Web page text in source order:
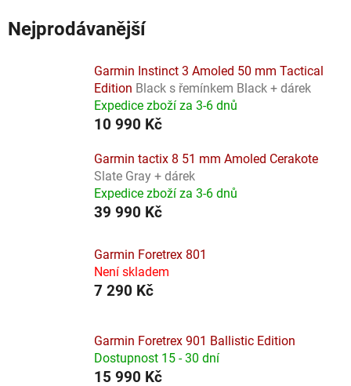
Nejprodávanější
Garmin Instinct 3 Amoled 50 mm Tactical
Edition Black s řemínkem Black + dárek
Expedice zboží za 3-6 dnů
10 990 Kč
Garmin tactix 8 51 mm Amoled Cerakote
Slate Gray + dárek
Expedice zboží za 3-6 dnů
39 990 Kč
Garmin Foretrex 801
Není skladem
7 290 Kč
Garmin Foretrex 901 Ballistic Edition
Dostupnost 15 - 30 dní
15 990 Kč